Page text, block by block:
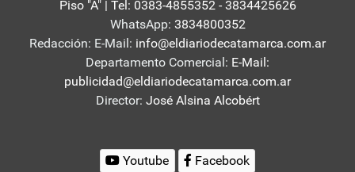
Piso "A" | Tel: 0383-4855352 - 3834425626
WhatsApp: 3834800352
Redacción: E-Mail: info@eldiariodecatamarca.com.ar
Departamento Comercial: E-Mail:
publicidad@eldiariodecatamarca.com.ar
Director: José Alsina Alcobért
Youtube Facebook